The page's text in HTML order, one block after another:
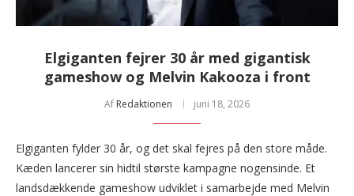
Elgiganten fejrer 30 år med gigantisk
gameshow og Melvin Kakooza i front
Af Redaktionen juni 18, 2026
Elgiganten fylder 30 år, og det skal fejres på den store måde.
Kæden lancerer sin hidtil største kampagne nogensinde. Et
landsdækkende gameshow udviklet i samarbejde med Melvin